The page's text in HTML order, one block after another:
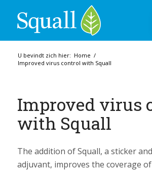
U bevindt zich hier: Home /
Improved virus control with Squall
Improved virus
with Squall
The addition of Squall, a sticker
adjuvant, improves the coverage